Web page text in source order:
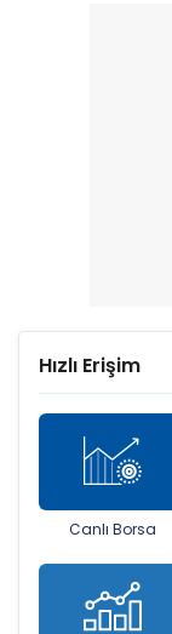
Hızlı Erişim
Canlı Borsa